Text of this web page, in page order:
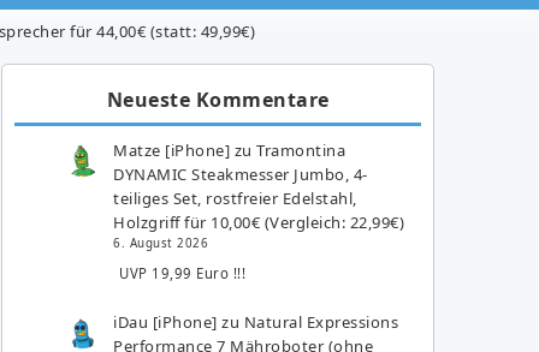
für 44,00€ (statt: 49,99€)
Neueste Kommentare
Matze [iPhone] zuTramontina
DYNAMIC Steakmesser Jumbo, 4-
teiliges Set, rostfreier Edelstahl,
Holzgriff für 10,00€ (Vergleich: 22,99€)
6. August 2026
UVP 19,99 Euro !!!
iDau [iPhone] zu Natural Expressions
Performance 7 Mähroboter (ohne